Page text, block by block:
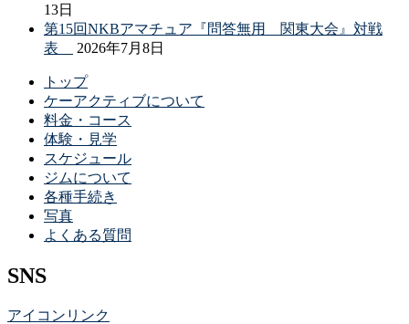
13日
第15回NKBアマチュア『問答無用 関東大会』対戦
表
2026年7月8日
トップ
ケーアクティブについて
料金・コース
体験・見学
スケジュール
ジムについて
各種手続き
写真
よくある質問
SNS
アイコンリンク